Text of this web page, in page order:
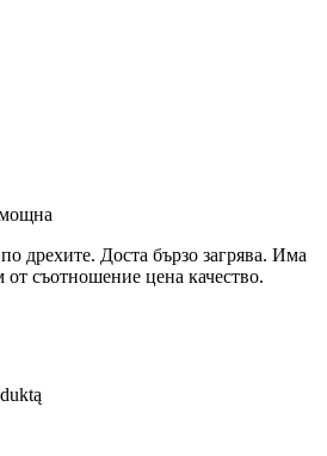
дрехите. Доста бързо загрява. Има
съотношение цена качество.